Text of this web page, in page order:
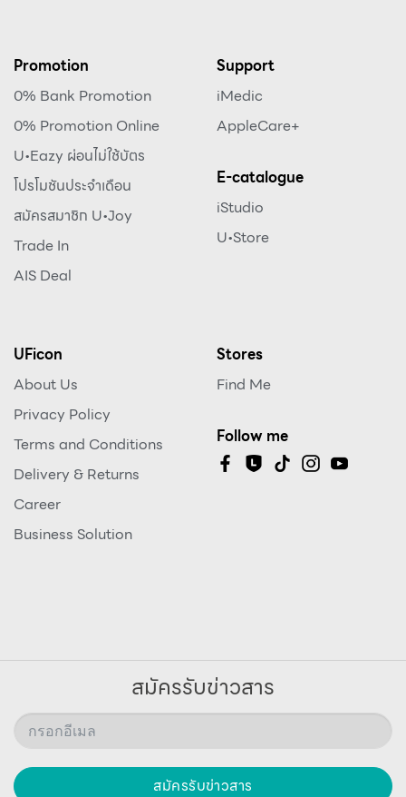
Promotion
0% Bank Promotion
0% Promotion Online
U•Eazy ผ่อนไม่ใช้บัตร
โปรโมชันประจำเดือน
สมัครสมาชิก U•Joy
Trade In
AIS Deal
Support
iMedic
AppleCare+
E-catalogue
iStudio
U•Store
UFicon
About Us
Privacy Policy
Terms and Conditions
Delivery & Returns
Career
Business Solution
Stores
Find Me
Follow me
สมัครรับข่าวสาร
สมัครรับข่าวสาร